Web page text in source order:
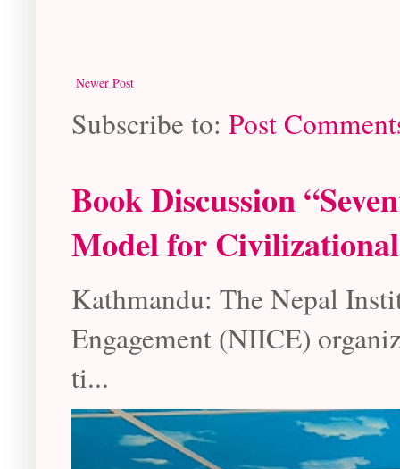
Newer Post
Subscribe to: Post
Book Discussion
Model for
Kathmandu: The Nepal
Engagement (NIICE)
ti...